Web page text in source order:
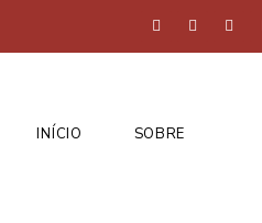
INÍCIO SOBRE